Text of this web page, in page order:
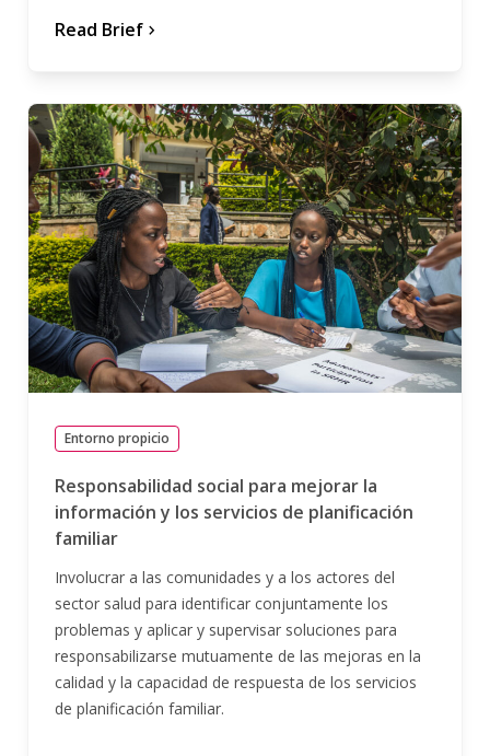
Read Brief chevron_forward
Entorno propicio
Responsabilidad social para mejorar la
información y los servicios de planificación
familiar
Involucrar a las comunidades y a los actores del
sector salud para identificar conjuntamente los
problemas y aplicar y supervisar soluciones para
responsabilizarse mutuamente de las mejoras en la
calidad y la capacidad de respuesta de los servicios
de planificación familiar.